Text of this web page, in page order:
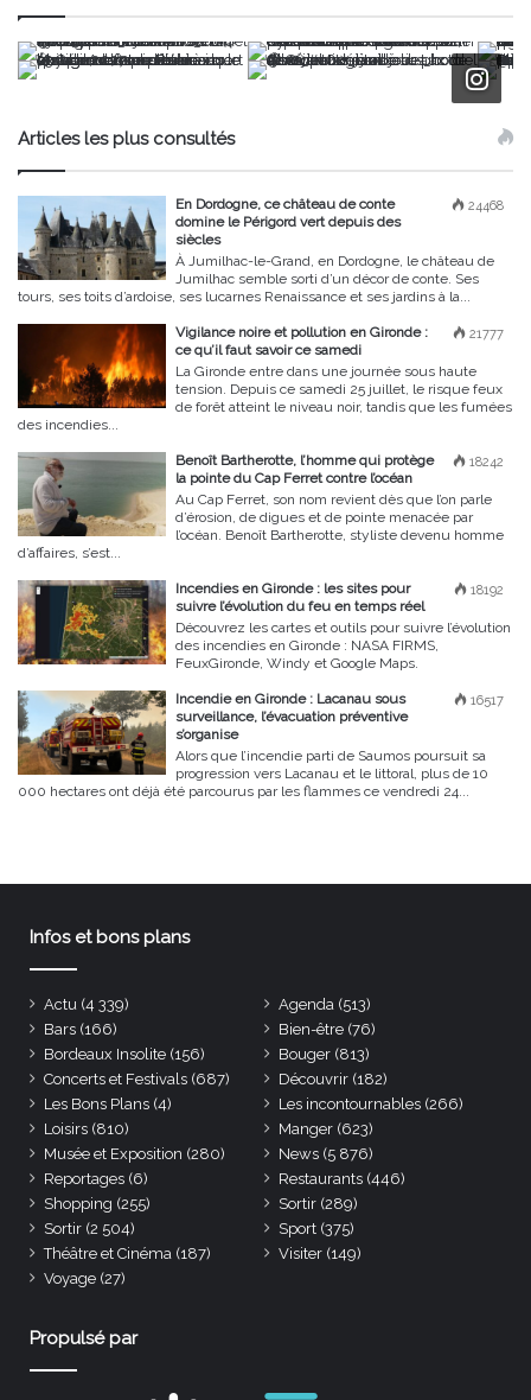
Articles les plus consultés
24468
En Dordogne, ce château de conte
domine le Périgord vert depuis des
siècles
À Jumilhac-le-Grand, en Dordogne, le château de
Jumilhac semble sorti d’un décor de conte. Ses
tours, ses toits d’ardoise, ses lucarnes Renaissance et ses jardins à la...
21777
Vigilance noire et pollution en Gironde :
ce qu’il faut savoir ce samedi
La Gironde entre dans une journée sous haute
tension. Depuis ce samedi 25 juillet, le risque feux
de forêt atteint le niveau noir, tandis que les fumées
des incendies...
18242
Benoît Bartherotte, l’homme qui protège
la pointe du Cap Ferret contre l’océan
Au Cap Ferret, son nom revient dès que l’on parle
d’érosion, de digues et de pointe menacée par
l’océan. Benoît Bartherotte, styliste devenu homme
d’affaires, s’est...
18192
Incendies en Gironde : les sites pour
suivre l’évolution du feu en temps réel
Découvrez les cartes et outils pour suivre l’évolution
des incendies en Gironde : NASA FIRMS,
FeuxGironde, Windy et Google Maps.
16517
Incendie en Gironde : Lacanau sous
surveillance, l’évacuation préventive
s’organise
Alors que l’incendie parti de Saumos poursuit sa
progression vers Lacanau et le littoral, plus de 10
000 hectares ont déjà été parcourus par les flammes ce vendredi 24...
Infos et bons plans
Actu (4 339) Agenda (513)
Bars (166) Bien-être (76)
Bordeaux Insolite (156) Bouger (813)
Concerts et Festivals (687) Découvrir (182)
Les Bons Plans (4) Les incontournables (266)
Loisirs (810) Manger (623)
Musée et Exposition (280) News (5 876)
Reportages (6) Restaurants (446)
Shopping (255) Sortir (289)
Sortir (2 504) Sport (375)
Théâtre et Cinéma (187) Visiter (149)
Voyage (27)
Propulsé par